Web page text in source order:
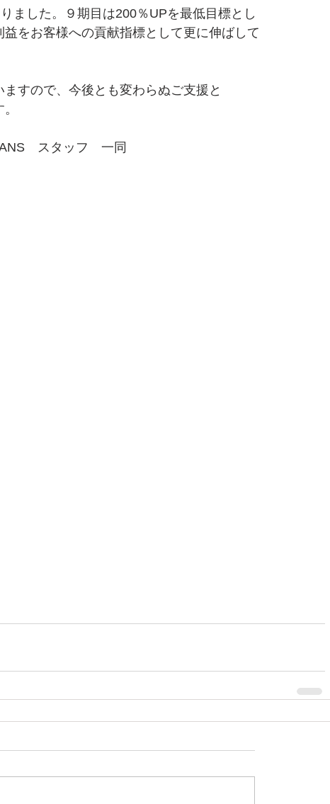
ました。９期目は200％UPを最低目標とし
をお客様への貢献指標として更に伸ばして
すので、今後とも変わらぬご支援と
　スタッフ　一同